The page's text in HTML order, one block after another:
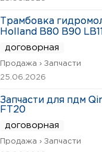
Трамбовка
Holland B80 B90
договорная
Продажа › Запчасти
25.06.2026
Запчасти для пдм
FT20
договорная
Продажа › Запчасти